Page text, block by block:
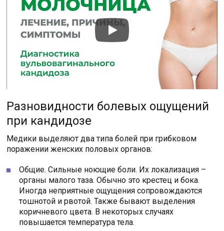
Разновидности болевых ощущений
при кандидозе
Медики выделяют два типа болей при грибковом
поражении женских половых органов:
Общие. Сильные ноющие боли. Их локализация –
органы малого таза. Обычно это крестец и бока.
Иногда неприятные ощущения сопровождаются
тошнотой и рвотой. Также бывают выделения
коричневого цвета. В некоторых случаях
повышается температура тела.